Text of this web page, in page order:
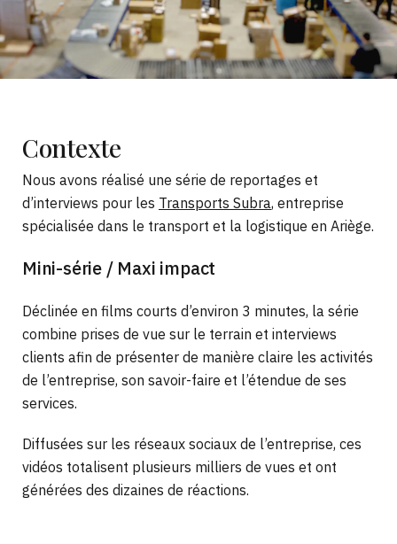
Contexte
Nous avons réalisé une série de reportages et
d’interviews pour les Transports Subra, entreprise
spécialisée dans le transport et la logistique en Ariège.
Mini-série / Maxi impact
Déclinée en films courts d’environ 3 minutes, la série
combine prises de vue sur le terrain et interviews
clients afin de présenter de manière claire les activités
de l’entreprise, son savoir-faire et l’étendue de ses
services.
Diffusées sur les réseaux sociaux de l’entreprise, ces
vidéos totalisent plusieurs milliers de vues et ont
générées des dizaines de réactions.